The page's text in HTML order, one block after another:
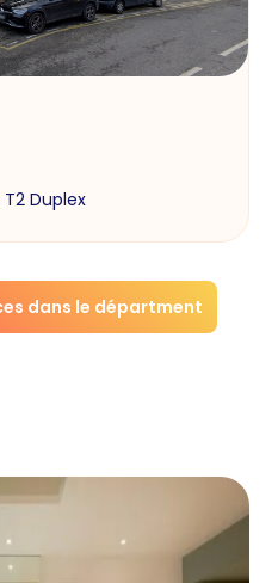
Duplex
dans le départment